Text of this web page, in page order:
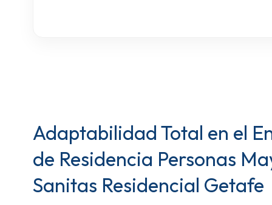
Adaptabilidad Total en el
de Residencia Personas
Sanitas Residencial Getafe